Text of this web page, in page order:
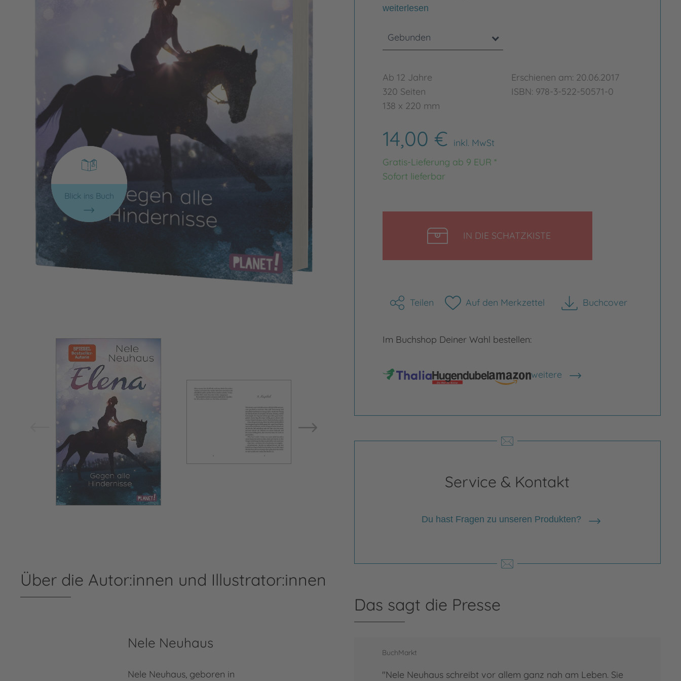
Blick ins Buch
Bild vergrößern
weiterlesen
Gebunden
Ab 12 Jahre
320 Seiten
138 x 220 mm
Erschienen am: 20.06.2017
ISBN: 978-3-522-50571-0
14,00 € inkl. MwSt
Gratis-Lieferung ab 9 EUR *
Sofort lieferbar
IN DIE SCHATZKISTE
Teilen Auf den Merkzettel Buchcover
herunterladen
Im Buchshop Deiner Wahl bestellen:
weitere
Shops anzeigen
Service & Kontakt
Du hast Fragen zu unseren Produkten?
Über die Autor:innen und Illustrator:innen
Nele Neuhaus
Nele Neuhaus, geboren in
Das sagt die Presse
BuchMarkt
"Nele Neuhaus schreibt vor allem ganz nah am Leben. Sie